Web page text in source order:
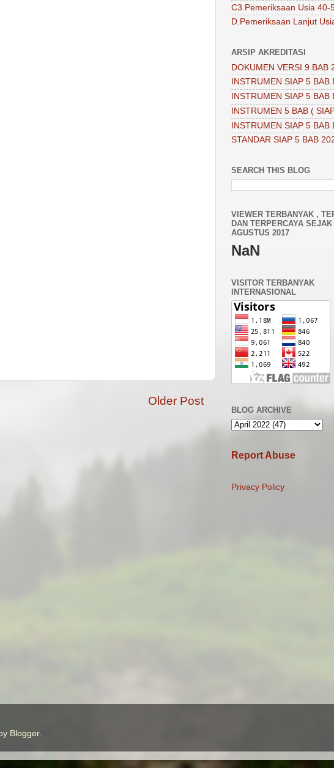
Older Post
C3.Pemeriksaan Usia 40-
D.Pemeriksaan Lanjut
ARSIP AKREDITASI
DOKUMEN VERSI 9 BAB
INSTRUMEN SIAP 5 BAB
INSTRUMEN SIAP 5 BAB
INSTRUMEN 5 BAB (
INSTRUMEN SIAP 5 BAB
STANDAR SIAP 5 BAB
SEARCH THIS BLOG
VIEWER TERBANYAK ,
DAN TERPERCAYA SEJAK
AGUSTUS 2017
NaN
VISITOR TERBANYAK
INTERNASIONAL
BLOG ARCHIVE
Report Abuse
Privacy Policy
Blogger.